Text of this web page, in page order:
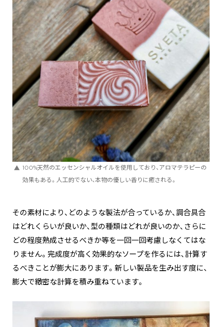
100%天然のエッセンシャルオイルを使用しており、アロマテラピーの
効果もある。人工的でない、本物の優しい香りに癒される。
その素材により、どのような製法が合っているか、調合具合
はどれくらいが良いか、型の種類はどれが良いのか、さらに
どの程度熟成させるべきか等を一回一回考慮しなくてはな
りません。完成度が高く効果的なソープを作るには、計算す
るべきことが膨大にあります。新しい製品を生み出す度に、
膨大で緻密な計算を積み重ねています。